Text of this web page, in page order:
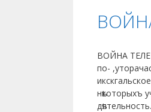
ВОЙНА
по-
нѣкоторыхъ